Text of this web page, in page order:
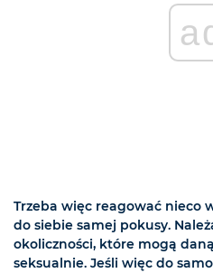
Trzeba więc reagować nieco
do siebie samej pokusy.
okoliczności, które mogą
seksualnie. Jeśli więc do